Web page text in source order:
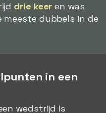
drie keer en was
meeste dubbels in de
in een
wedstrijd is